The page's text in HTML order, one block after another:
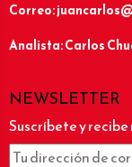
Correo:
Analista: Carlos
NEWSLETTER
Suscríbete y